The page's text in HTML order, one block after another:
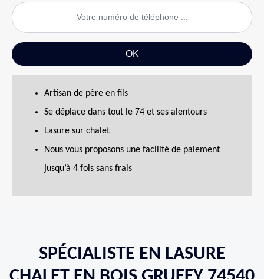
Artisan de père en fils
Se déplace dans tout le 74 et ses alentours
Lasure sur chalet
Nous vous proposons une facilité de paiement
jusqu’à 4 fois sans frais
SPÉCIALISTE EN LASURE